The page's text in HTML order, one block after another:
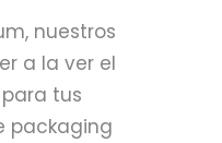
nuestros
a la ver el
tus
packaging